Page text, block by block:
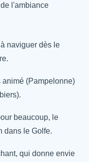
l'ambiance
naviguer dès le
(Pampelonne)
beaucoup, le
dans le Golfe.
qui donne envie